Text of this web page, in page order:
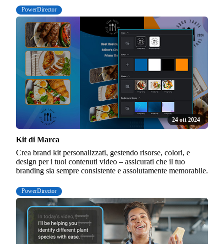
PowerDirector
24 ott 2024
Kit di Marca
Crea brand kit personalizzati, gestendo risorse, colori, e
design per i tuoi contenuti video – assicurati che il tuo
branding sia sempre consistente e assolutamente memorabile.
PowerDirector